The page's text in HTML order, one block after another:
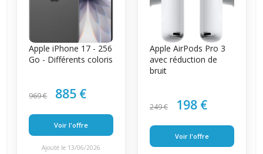
Apple iPhone 17 - 256
Go - Différents coloris
969 € 885 €
Voir l'offre
Ajouté le 13/06/2026
Apple AirPods Pro 3
avec réduction de
bruit
249 € 198 €
Voir l'offre